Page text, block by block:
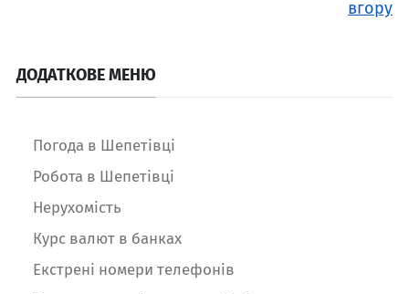
вгору
ДОДАТКОВЕ МЕНЮ
Погода в Шепетівці
Робота в Шепетівці
Нерухомість
Курс валют в банках
Екстрені номери телефонів